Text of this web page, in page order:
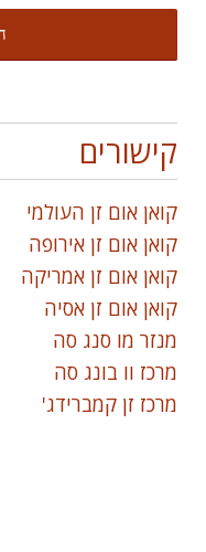
קישורים
קואן אום זן העולמי
קואן אום זן אירופה
קואן אום זן אמריקה
קואן אום זן אסיה
מנזר מו סנג סה
מרכז וו בונג סה
מרכז זן קמברידג'